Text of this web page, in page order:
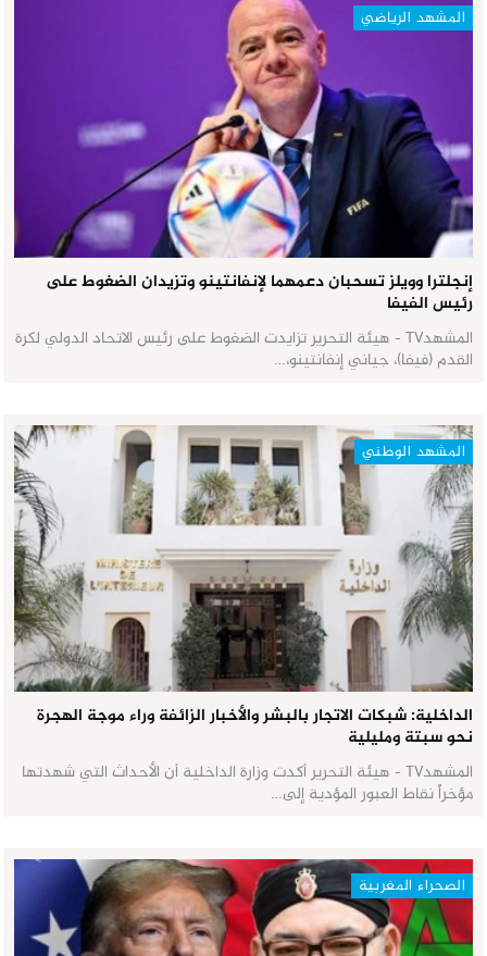
المشهد الرياضي
إنجلترا وويلز تسحبان دعمهما لإنفانتينو وتزيدان الضغوط على
رئيس الفيفا
المشهدTV - هيئة التحرير تزايدت الضغوط على رئيس الاتحاد الدولي لكرة
القدم (فيفا)، جياني إنفانتينو،…
المشهد الوطني
الداخلية: شبكات الاتجار بالبشر والأخبار الزائفة وراء موجة الهجرة
نحو سبتة ومليلية
المشهدTV - هيئة التحرير أكدت وزارة الداخلية أن الأحداث التي شهدتها
مؤخراً نقاط العبور المؤدية إلى…
الصحراء المغربية